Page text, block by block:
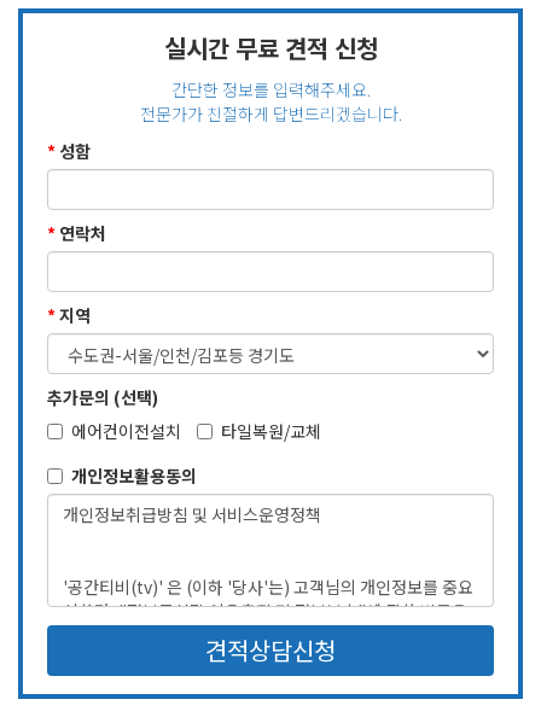
실시간 무료 견적 신청
간단한 정보를 입력해주세요.
전문가가 친절하게 답변드리겠습니다.
* 성함
* 연락처
*지역
추가문의 (선택)
에어컨이전설치
타일복원/교체
개인정보활용동의
견적상담신청